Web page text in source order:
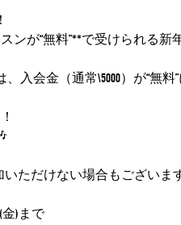
スンが“無料”**で受けられ
入会金（通常\5000）が“無料
ただけない場合もございま
金)まで